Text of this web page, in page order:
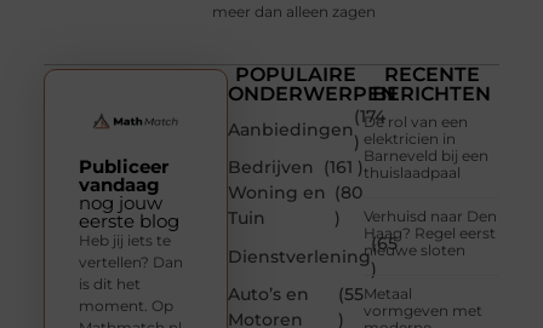
meer dan alleen zagen
POPULAIRE
ONDERWERPEN
Aanbiedingen
(174
)
Bedrijven
(161 )
Woning en
Tuin
(80
)
Dienstverlening
(65
)
Auto’s en
Motoren
(55
)
RECENTE
BERICHTEN
De rol van een
elektricien in
Barneveld bij een
thuislaadpaal
Verhuisd naar Den
Haag? Regel eerst
nieuwe sloten
Metaal
vormgeven met
Publiceer
vandaag
nog jouw
eerste blog
Heb jij iets te
vertellen? Dan
is dit het
moment. Op